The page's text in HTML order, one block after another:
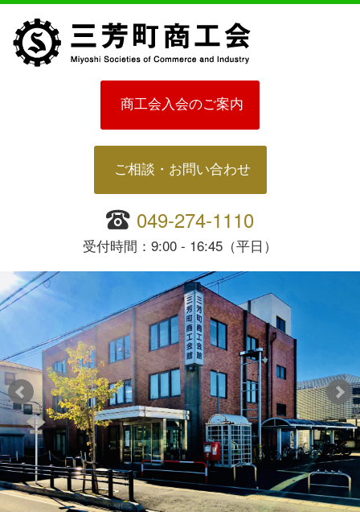
商工会入会のご案内
ご相談・お問い合わせ
049-274-1110
受付時間：9:00 - 16:45（平日）